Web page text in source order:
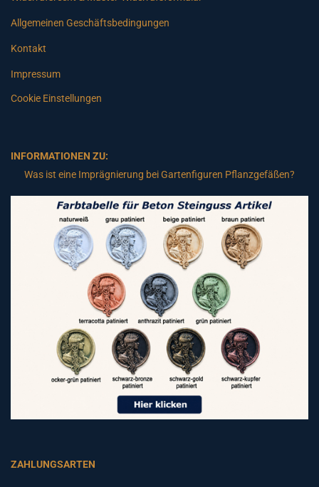
Allgemeinen Geschäftsbedingungen
Kontakt
Impressum
Cookie Einstellungen
INFORMATIONEN ZU:
Was ist eine Imprägnierung bei Gartenfiguren Pflanzgefäßen?
ZAHLUNGSARTEN